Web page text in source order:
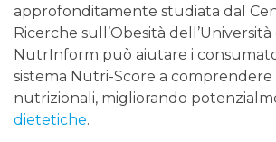
approfonditamente studiata dal
Ricerche sull’Obesità dell’Università
NutrInform può aiutare i
sistema Nutri-Score a
nutrizionali, migliorando
dietetiche.